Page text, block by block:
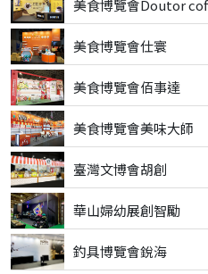
美食博覽會Doutor
美食博覽會仕寰
美食博覽會佰事達
美食博覽會美味大師
臺灣文博會胡創
華山婦幼展創智勵
釣具博覽會銳海